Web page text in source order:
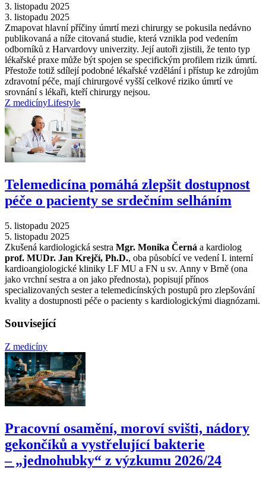
3. listopadu 2025
3. listopadu 2025
Zmapovat hlavní příčiny úmrtí mezi chirurgy se pokusila nedávno
publikovaná a níže citovaná studie, která vznikla pod vedením
odborníků z Harvardovy univerzity. Její autoři zjistili, že tento typ
lékařské praxe může být spojen se specifickým profilem rizik úmrtí.
Přestože totiž sdílejí podobné lékařské vzdělání i přístup ke zdrojům
zdravotní péče, mají chirurgové vyšší celkové riziko úmrtí ve
srovnání s lékaři, kteří chirurgy nejsou.
Z medicínyLifestyle
Telemedicína pomáhá zlepšit dostupnost
péče o pacienty se srdečním selháním
5. listopadu 2025
5. listopadu 2025
Zkušená kardiologická sestra Mgr. Monika Černá a kardiolog
prof. MUDr. Jan Krejčí, Ph.D., oba působící ve vedení I. interní
kardioangiologické kliniky LF MU a FN u sv. Anny v Brně (ona
jako vrchní sestra a on jako přednosta), popisují přínos
specializovaných sester a telemedicínských postupů pro zlepšování
kvality a dostupnosti péče o pacienty s kardiologickými diagnózami.
Související
Z medicíny
Pracovní osamění, moroví svišti, nádory
gekončíků a vystřelující bakterie
–⁠ „jednohubky“ z výzkumu 2026/24